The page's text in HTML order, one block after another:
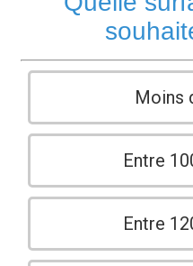
Moins
Entre
Entre